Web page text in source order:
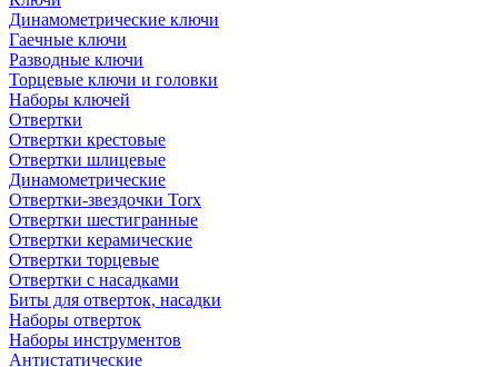
Динамометрические ключи
Гаечные ключи
Разводные ключи
Торцевые ключи и головки
Наборы ключей
Отвертки
Отвертки крестовые
Отвертки шлицевые
Динамометрические
Отвертки-звездочки Torx
Отвертки шестигранные
Отвертки керамические
Отвертки торцевые
Отвертки с насадками
Биты для отверток, насадки
Наборы отверток
Наборы инструментов
Антистатические